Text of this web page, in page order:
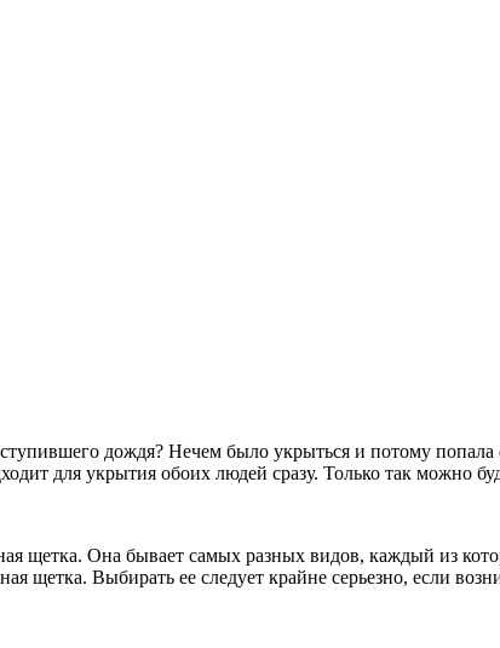
дождя? Нечем было укрыться и потому
для укрытия обоих людей сразу. Только так можно
щетка. Она бывает самых разных видов, каждый из
щетка. Выбирать ее следует крайне серьезно, если